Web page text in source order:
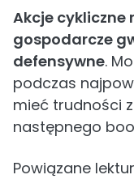
Akcje
gospodarcze
defensywne.
podczas
mieć trudności
następnego
Powiązane